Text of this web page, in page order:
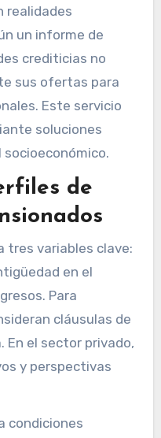
realidades
un informe de
crediticias no
sus ofertas para
Este servicio
soluciones
socioeconómico.
de
tres variables clave:
en el
Para
cláusulas de
el sector privado,
y perspectivas
condiciones